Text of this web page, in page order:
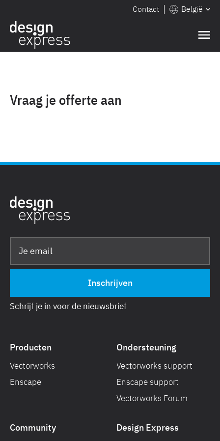
Contact België
Vraag je offerte aan
Schrijf je in voor de nieuwsbrief
Producten
Vectorworks
Enscape
Ondersteuning
Vectorworks support
Enscape support
Vectorworks Forum
Community Design Express